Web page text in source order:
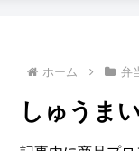
ホーム 弁
しゅうま